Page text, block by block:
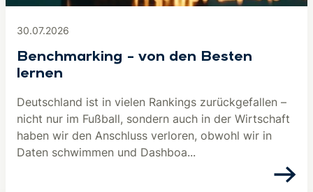
30.07.2026
Benchmarking – von den Besten
lernen
Deutschland ist in vielen Rankings zurückgefallen –
nicht nur im Fußball, sondern auch in der Wirtschaft
haben wir den Anschluss verloren, obwohl wir in
Daten schwimmen und Dashboa...